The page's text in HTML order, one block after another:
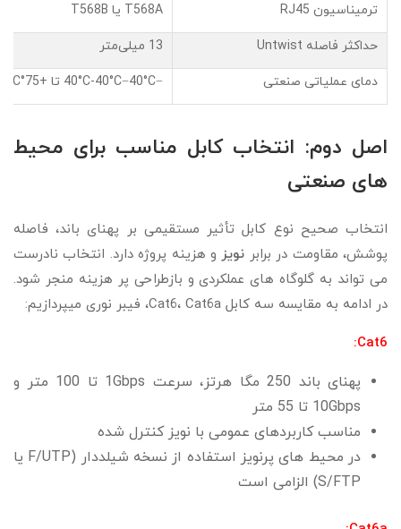
ترمیناسیون RJ45 T568A یا T568B
حداکثر فاصله Untwist 13 میلی‌متر
دمای عملیاتی صنعتی −40°C-40°C
−40°C تا +75°C+75°C
C
اصل دوم: انتخاب کابل مناسب برای محیط‌
های صنعتی
انتخاب صحیح نوع کابل تأثیر مستقیمی بر پهنای باند، فاصله
پوشش، مقاومت در برابر نویز و هزینه پروژه دارد. انتخاب نادرست
می‌ تواند به گلوگاه‌ های عملکردی و بازطراحی پر هزینه منجر شود.
در ادامه به مقایسه سه کابل Cat6، Cat6a، فیبر نوری میپردازیم:
Cat6:
پهنای باند 250 مگا هرتز، سرعت 1Gbps تا 100 متر و
10Gbps تا 55 متر
مناسب کاربردهای عمومی با نویز کنترل‌ شده
در محیط‌ های پرنویز استفاده از نسخه شیلددار (F/UTP یا
S/FTP) الزامی است